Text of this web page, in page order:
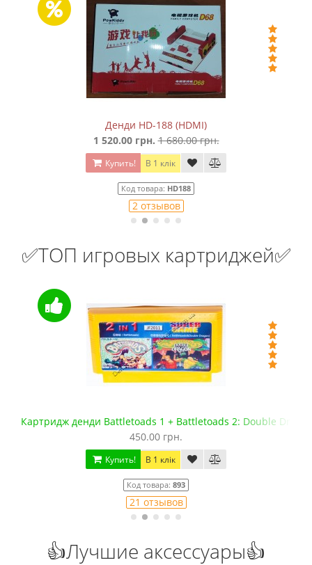
Денди HD-188 (HDMI)
1 520.00 грн. 1 680.00 грн.
Купить! В 1 клік
Код товара: HD188
2 отзывов
✅ТОП игровых картриджей✅
Картридж денди Battletoads 1 + Battletoads 2: Double
450.00 грн.
Купить! В 1 клік
Код товара: 893
21 отзывов
👍Лучшие аксессуары👍